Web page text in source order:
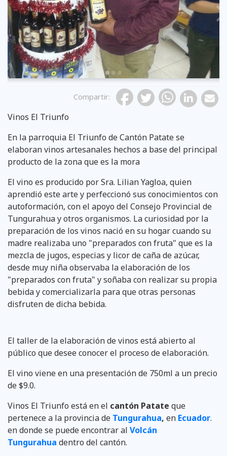
Previous
Compartir:
Vinos El Triunfo
En la parroquia El Triunfo de Cantón Patate se
elaboran vinos artesanales hechos a base del principal
producto de la zona que es la mora
El vino es producido por Sra. Lilian Yagloa, quien
aprendió este arte y perfeccionó sus conocimientos con
autoformación, con el apoyo del Consejo Provincial de
Tungurahua y otros organismos. La curiosidad por la
preparación de los vinos nació en su hogar cuando su
madre realizaba uno "preparados con fruta" que es la
mezcla de jugos, especias y licor de caña de azúcar,
desde muy niña observaba la elaboración de los
"preparados con fruta" y soñaba con realizar su propia
bebida y comercializarla para que otras personas
disfruten de dicha bebida.
El taller de la elaboración de vinos está abierto al
público que desee conocer el proceso de elaboración.
El vino viene en una presentación de 750ml a un precio
de $9.0.
Vinos El Triunfo está en el cantón Patate que
pertenece a la provincia de Tungurahua, en Ecuador.
en donde se puede encontrar al Volcán
Tungurahua dentro del cantón.